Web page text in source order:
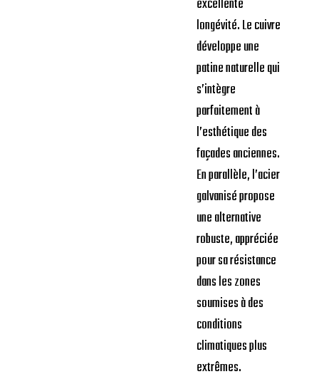
excellente
longévité. Le cuivre
développe une
patine naturelle qui
s’intègre
parfaitement à
l’esthétique des
façades anciennes.
En parallèle, l’acier
galvanisé propose
une alternative
robuste, appréciée
pour sa résistance
dans les zones
soumises à des
conditions
climatiques plus
extrêmes.